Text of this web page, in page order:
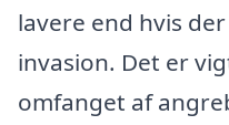
lavere end hvis
invasion. Det er
omfanget af